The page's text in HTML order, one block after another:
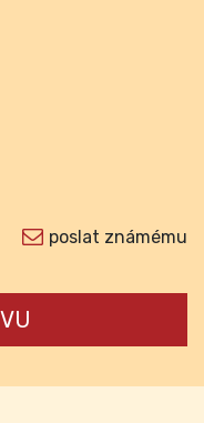
poslat známému